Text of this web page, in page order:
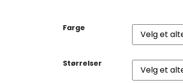
Farge
Størrelser